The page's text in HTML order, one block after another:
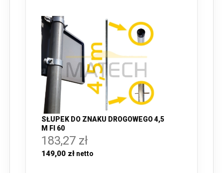
SŁUPEK DO ZNAKU DROGOWEGO 4,5
M FI 60
183,27 zł
149,00 zł